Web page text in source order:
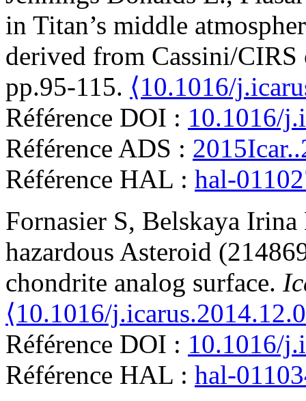
in Titan’s middle
derived from Cassini/CIRS
pp.95-115. ⟨10.1016/
Référence DOI : 10.1016/
Référence ADS :
Référence HAL : hal-
Fornasier S, Belskaya Irina
hazardous Asteroid
chondrite analog surface.
⟨10.1016/
Référence DOI : 10.1016/
Référence HAL : hal-